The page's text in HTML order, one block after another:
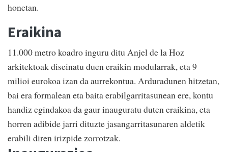
honetan.
Eraikina
11.000 metro koadro inguru ditu Anjel de la Hoz
arkitektoak diseinatu duen eraikin modularrak, eta 9
milioi eurokoa izan da aurrekontua. Arduradunen hitzetan,
bai era formalean eta baita erabilgarritasunean ere, kontu
handiz egindakoa da gaur inauguratu duten eraikina, eta
horren adibide jarri dituzte jasangarritasunaren aldetik
erabili diren irizpide zorrotzak.